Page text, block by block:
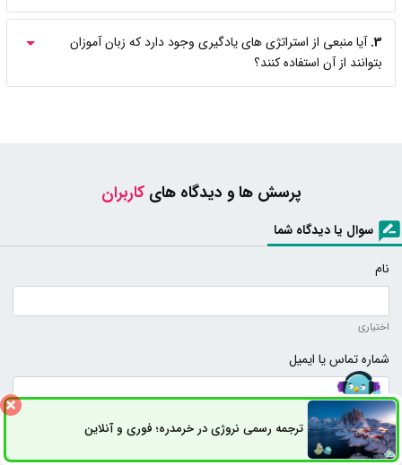
3. آیا منبعی از استراتژی های یادگیری وجود دارد که زبان آموزان
بتوانند از آن استفاده کنند؟
پرسش ها و دیدگاه هایکاربران
سوال یا دیدگاه شما
نام
اختیاری
شماره تماس یا ایمیل
اختیاری (نمایش داده نخواهد شد)
متن دیدگاه
ترجمه رسمی نروژی در خرمدره؛ فوری و آنلاینثبت سفارش راه های ارتباطی